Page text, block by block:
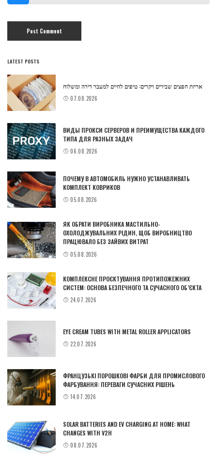
LATEST POSTS
אריזת חפצים שבירים ויקרים: טיפים לחיים למעבר דירה ומשלוח
07.08.2026
ВИДЫ ПРОКСИ СЕРВЕРОВ И ПРЕИМУЩЕСТВА КАЖДОГО
ТИПА ДЛЯ РАЗНЫХ ЗАДАЧ
06.08.2026
ПОЧЕМУ В АВТОМОБИЛЬ НУЖНО УСТАНАВЛИВАТЬ
КОМПЛЕКТ КОВРИКОВ
05.08.2026
ЯК ОБРАТИ ВИРОБНИКА МАСТИЛЬНО-
ОХОЛОДЖУВАЛЬНИХ РІДИН, ЩОБ ВИРОБНИЦТВО
ПРАЦЮВАЛО БЕЗ ЗАЙВИХ ВИТРАТ
05.08.2026
КОМПЛЕКСНЕ ПРОЄКТУВАННЯ ПРОТИПОЖЕЖНИХ
СИСТЕМ: ОСНОВА БЕЗПЕЧНОГО ТА СУЧАСНОГО ОБ’ЄКТА
24.07.2026
EYE CREAM TUBES WITH METAL ROLLER APPLICATORS
22.07.2026
ФРАНЦУЗЬКІ ПОРОШКОВІ ФАРБИ ДЛЯ ПРОМИСЛОВОГО
ФАРБУВАННЯ: ПЕРЕВАГИ СУЧАСНИХ РІШЕНЬ
14.07.2026
SOLAR BATTERIES AND EV CHARGING AT HOME: WHAT
CHANGES WITH V2H
08.07.2026